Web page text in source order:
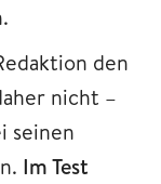
den
nicht –
seinen
Im Test